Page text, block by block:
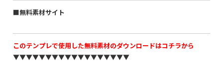
■無料素材サイト
このテンプレで使用した無料素材のダウンロードはコチラから
▼▼▼▼▼▼▼▼▼▼▼▼▼▼▼▼▼▼